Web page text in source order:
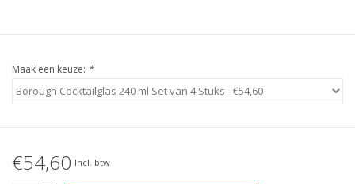
Maak een keuze: *
€54,60 Incl. btw